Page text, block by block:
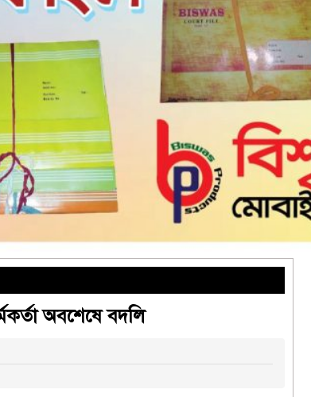
অবশেষে বদলি